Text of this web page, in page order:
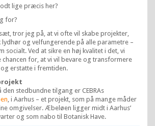
lige præcis her?
for?
tror jeg på, at vi ofte vil skabe projekter,
lydhør og velfungerende på alle parametre –
socialt. Ved at sikre en høj kvalitet i det, vi
chancen for, at vi vil bevare og transformere
erstatte i fremtiden.
stedbundne tilgang er CEBRAs
, i Aarhus – et projekt, som på mange måder
omgivelser. Æbeløen ligger midt i Aarhus’
og som nabo til Botanisk Have.